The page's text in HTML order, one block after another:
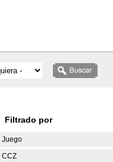
Filtrado por
Juego
CCZ